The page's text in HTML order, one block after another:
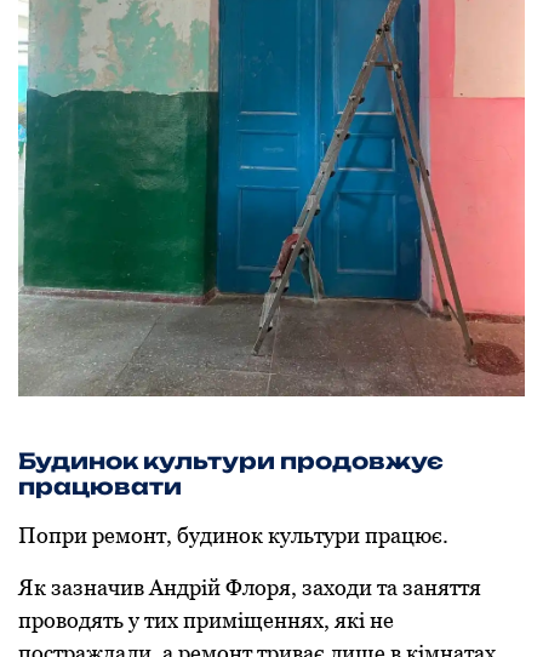
Будинок культури продовжує
працювати
Попри ремонт, будинок культури працює.
Як зазначив Андрій Флоря, заходи та заняття
проводять у тих приміщеннях, які не